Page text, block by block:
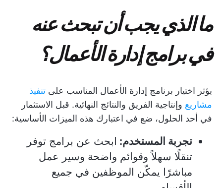
ما الذي يجب أن تبحث عنه
في برامج إدارة الأعمال؟
يؤثر اختيار برنامج إدارة الأعمال المناسب على تنفيذ
مشاريع وإنتاجية الفريق والنتائج النهائية. قبل الاستثمار
في أحد الحلول، ضع في اعتبارك هذه الميزات الأساسية:
تجربة المستخدم: ابحث عن برامج توفر
تنقلًا سهلاً وقوائم واضحة وسير عمل
مباشرًا يمكّن الموظفين في جميع